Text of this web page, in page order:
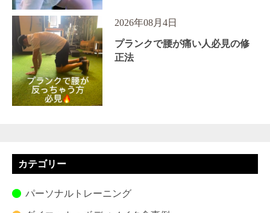
2026年08月4日
プランクで腰が痛い人必見の修
正法
カテゴリー
パーソナルトレーニング